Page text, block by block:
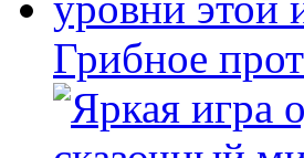
Грибное